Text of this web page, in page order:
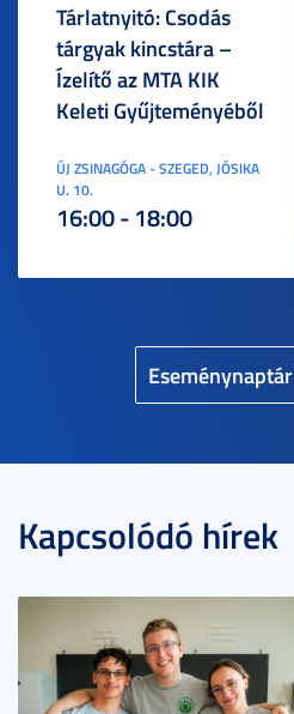
Eseménynaptár
Tárlatnyitó: Csodás
tárgyak kincstára –
Ízelítő az MTA KIK
Keleti Gyűjteményéből
ÚJ ZSINAGÓGA - SZEGED, JÓSIKA
U. 10.
16:00 - 18:00
Kapcsolódó hírek